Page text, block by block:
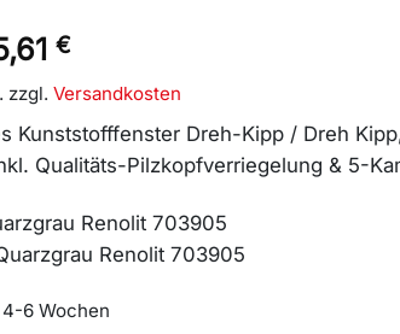
€
zzgl. Versandkosten
Kunststofffenster Dreh-Kipp / Dreh
Qualitäts-Pilzkopfverriegelung & 5-
Renolit 703905
Renolit 703905
4-6 Wochen